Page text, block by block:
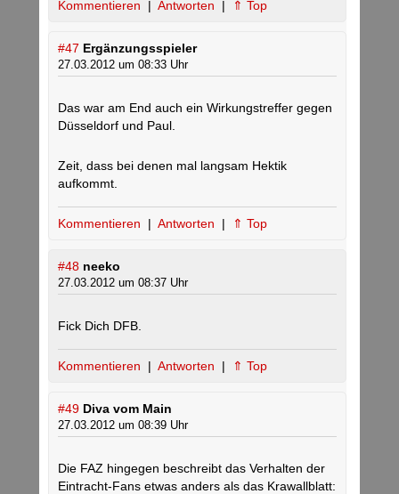
Kommentieren | Antworten | ⇑ Top
#47 Ergänzungsspieler
27.03.2012 um 08:33 Uhr
Das war am End auch ein Wirkungstreffer gegen
Düsseldorf und Paul.
Zeit, dass bei denen mal langsam Hektik
aufkommt.
Kommentieren | Antworten | ⇑ Top
#48 neeko
27.03.2012 um 08:37 Uhr
Fick Dich DFB.
Kommentieren | Antworten | ⇑ Top
#49 Diva vom Main
27.03.2012 um 08:39 Uhr
Die FAZ hingegen beschreibt das Verhalten der
Eintracht-Fans etwas anders als das Krawallblatt: